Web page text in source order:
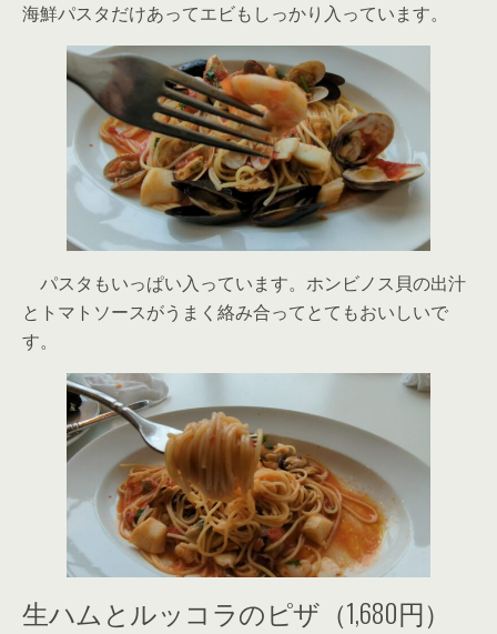
海鮮パスタだけあってエビもしっかり入っています。
パスタもいっぱい入っています。ホンビノス貝の出汁
とトマトソースがうまく絡み合ってとてもおいしいで
す。
生ハムとルッコラのピザ（1,680円）